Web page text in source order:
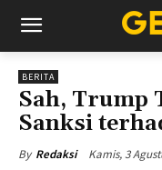
BERITA
Sah, Trump
Sanksi
By Redaksi Kamis, 3